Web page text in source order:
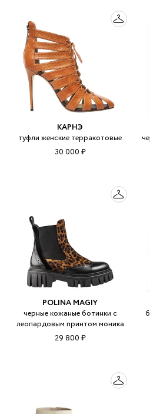
КАРНЭ
туфли женские терракотовые
30 000 ₽
POLINA MAGIY
черные кожаные ботинки с
леопардовым принтом моника
29 800 ₽